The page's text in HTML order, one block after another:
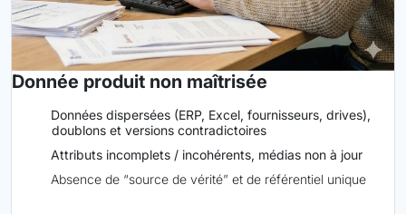
Donnée produit non maîtrisée
Données dispersées (ERP, Excel, fournisseurs, drives),
doublons et versions contradictoires
Attributs incomplets / incohérents, médias non à jour
Absence de “source de vérité” et de référentiel unique